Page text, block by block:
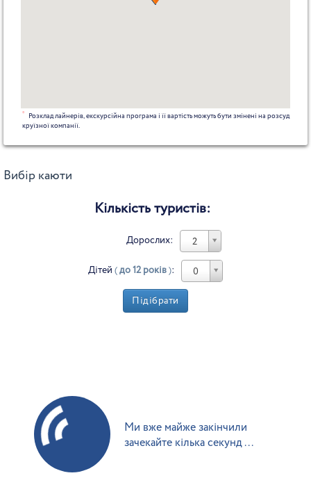
*
Розклад лайнерів, екскурсійна програма і її вартість можуть бути змінені на розсуд
круїзної компанії.
Вибір каюти
Кількість туристів:
Дорослих: 2
Дітей (до 12 років): 0
Підібрати
Ми вже майже закінчили
зачекайте кілька секунд ...